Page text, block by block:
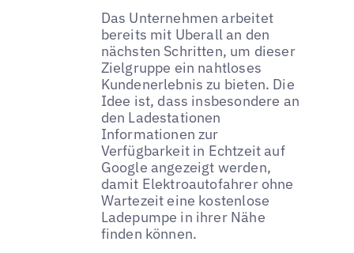
Das Unternehmen arbeitet
bereits mit Uberall an den
nächsten Schritten, um dieser
Zielgruppe ein nahtloses
Kundenerlebnis zu bieten. Die
Idee ist, dass insbesondere an
den Ladestationen
Informationen zur
Verfügbarkeit in Echtzeit auf
Google angezeigt werden,
damit Elektroautofahrer ohne
Wartezeit eine kostenlose
Ladepumpe in ihrer Nähe
finden können.